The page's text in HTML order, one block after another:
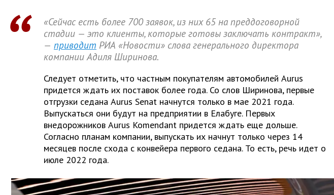
«Сейчас есть более 700 заявок, из них 65 на преддоговорной
стадии — это клиенты, которые готовы заключать контракт»,
— приводит РИА «Новости» слова генерального директора
компании Адиля Ширинова.
Следует отметить, что частным покупателям автомобилей Aurus
придется ждать их поставок более года. Со слов Ширинова, первые
отгрузки седана Aurus Senat начнутся только в мае 2021 года.
Выпускаться они будут на предприятии в Елабуге. Первых
внедорожников Aurus Komendant придется ждать еще дольше.
Согласно планам компании, выпускать их начнут только через 14
месяцев после схода с конвейера первого седана. То есть, речь идет о
июле 2022 года.